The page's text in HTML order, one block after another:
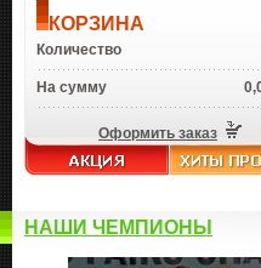
КОРЗИНА
Количество
На сумму
Оформить заказ
НАШИ ЧЕМПИОНЫ